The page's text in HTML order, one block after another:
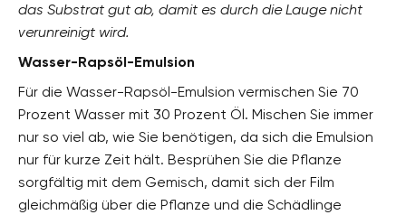
das Substrat gut ab, damit es durch die Lauge nicht
verunreinigt wird.
Wasser-Rapsöl-Emulsion
Für die Wasser-Rapsöl-Emulsion vermischen Sie 70
Prozent Wasser mit 30 Prozent Öl. Mischen Sie immer
nur so viel ab, wie Sie benötigen, da sich die Emulsion
nur für kurze Zeit hält. Besprühen Sie die Pflanze
sorgfältig mit dem Gemisch, damit sich der Film
gleichmäßig über die Pflanze und die Schädlinge